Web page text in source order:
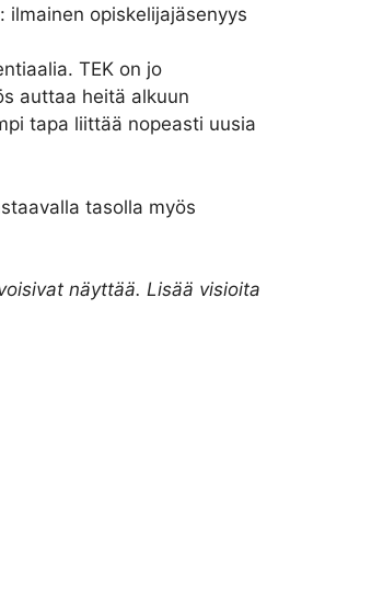
opiskelijajäsenyys
TEK on jo
auttaa heitä alkuun
tapa liittää nopeasti uusia
tasolla myös
näyttää. Lisää visioita